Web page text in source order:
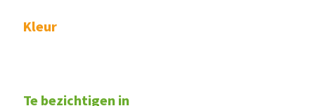
Kleur
Te bezichtigen in